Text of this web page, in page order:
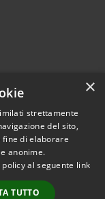
© 2026 • Comune di
• Powered by
•
Accesso
×
strettamente
del sito,
fine di elaborare
anonime.
al seguente link
TUTTO